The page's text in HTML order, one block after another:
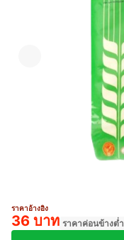
ราคาอ้างอิง
36 บาท ราคาค่อนข้างต่ำ